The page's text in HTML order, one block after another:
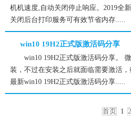
机机速度,自动关闭停止响应。2019全
关闭后台打印服务可有效节省内存.....
win10 19H2正式版激活码分享
win10 19H2正式版激活码分享。
装，不过在安装之后就面临需要激活
最新win10 19H2正式版激活码分享.....
首页 1 2